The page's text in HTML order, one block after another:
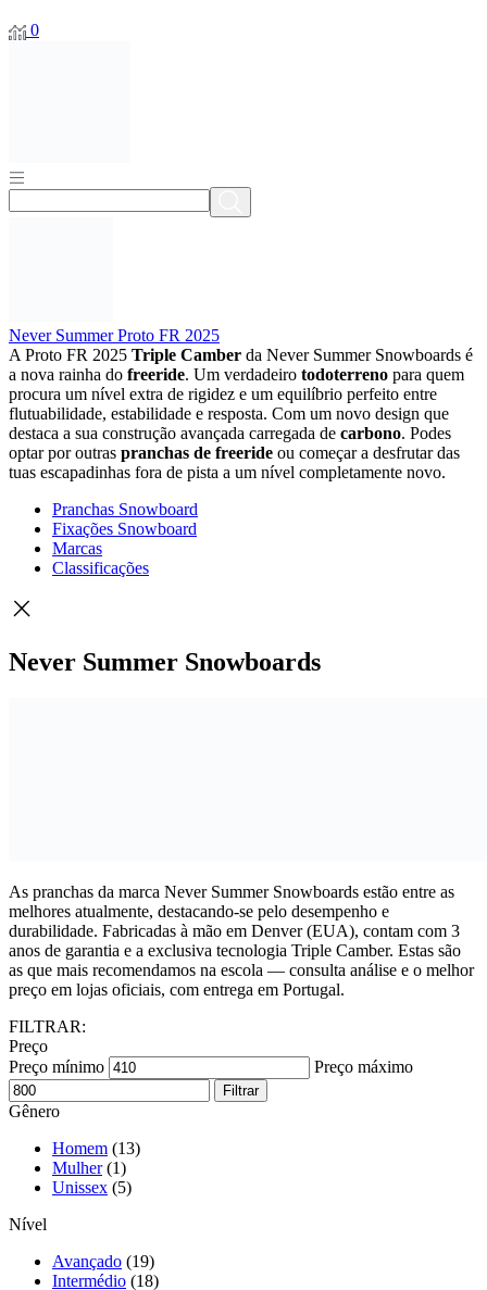
0
Never Summer Proto FR 2025
A Proto FR 2025 Triple Camber da Never Summer Snowboards é
a nova rainha do freeride. Um verdadeiro todoterreno para quem
procura um nível extra de rigidez e um equilíbrio perfeito entre
flutuabilidade, estabilidade e resposta. Com um novo design que
destaca a sua construção avançada carregada de carbono. Podes
optar por outras pranchas de freeride ou começar a desfrutar das
tuas escapadinhas fora de pista a um nível completamente novo.
Pranchas Snowboard
Fixações Snowboard
Marcas
Classificações
Never Summer Snowboards
As pranchas da marca Never Summer Snowboards estão entre as
melhores atualmente, destacando-se pelo desempenho e
durabilidade. Fabricadas à mão em Denver (EUA), contam com 3
anos de garantia e a exclusiva tecnologia Triple Camber. Estas são
as que mais recomendamos na escola — consulta análise e o melhor
preço em lojas oficiais, com entrega em Portugal.
FILTRAR:
Preço
Preço mínimo
Preço máximo
Filtrar
Gênero
Homem (13)
Mulher (1)
Unissex (5)
Nível
Avançado (19)
Intermédio (18)